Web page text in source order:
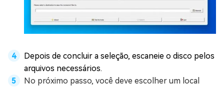
Depois de concluir a seleção, escaneie o disco pelos
arquivos necessários.
No próximo passo, você deve escolher um local